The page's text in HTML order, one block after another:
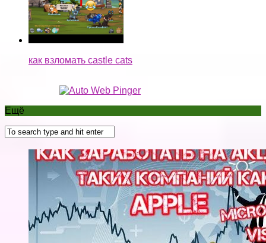
как взломать castle cats
Ещё